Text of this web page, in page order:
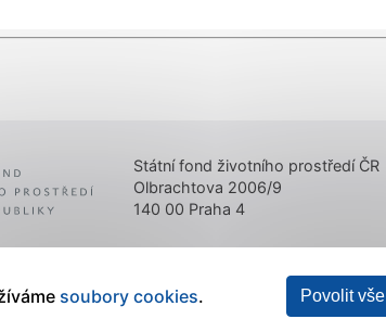
Státní fond životního prostředí ČR
Olbrachtova 2006/9
140 00 Praha 4
údajů|Nastavení cookies
soubory cookies. Povolit vše